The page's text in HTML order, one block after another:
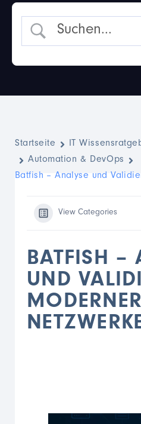
Startseite IT
Automation & DevOps
Batfish – Analyse und
View Categories
BATFISH –
UND
MODERNER